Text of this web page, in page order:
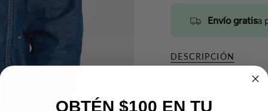
Envío gratisa
DESCRIPCIÓN
Chamarra Regular
quienes viven con
y una construcción en
OBTÉN $100 EN TU